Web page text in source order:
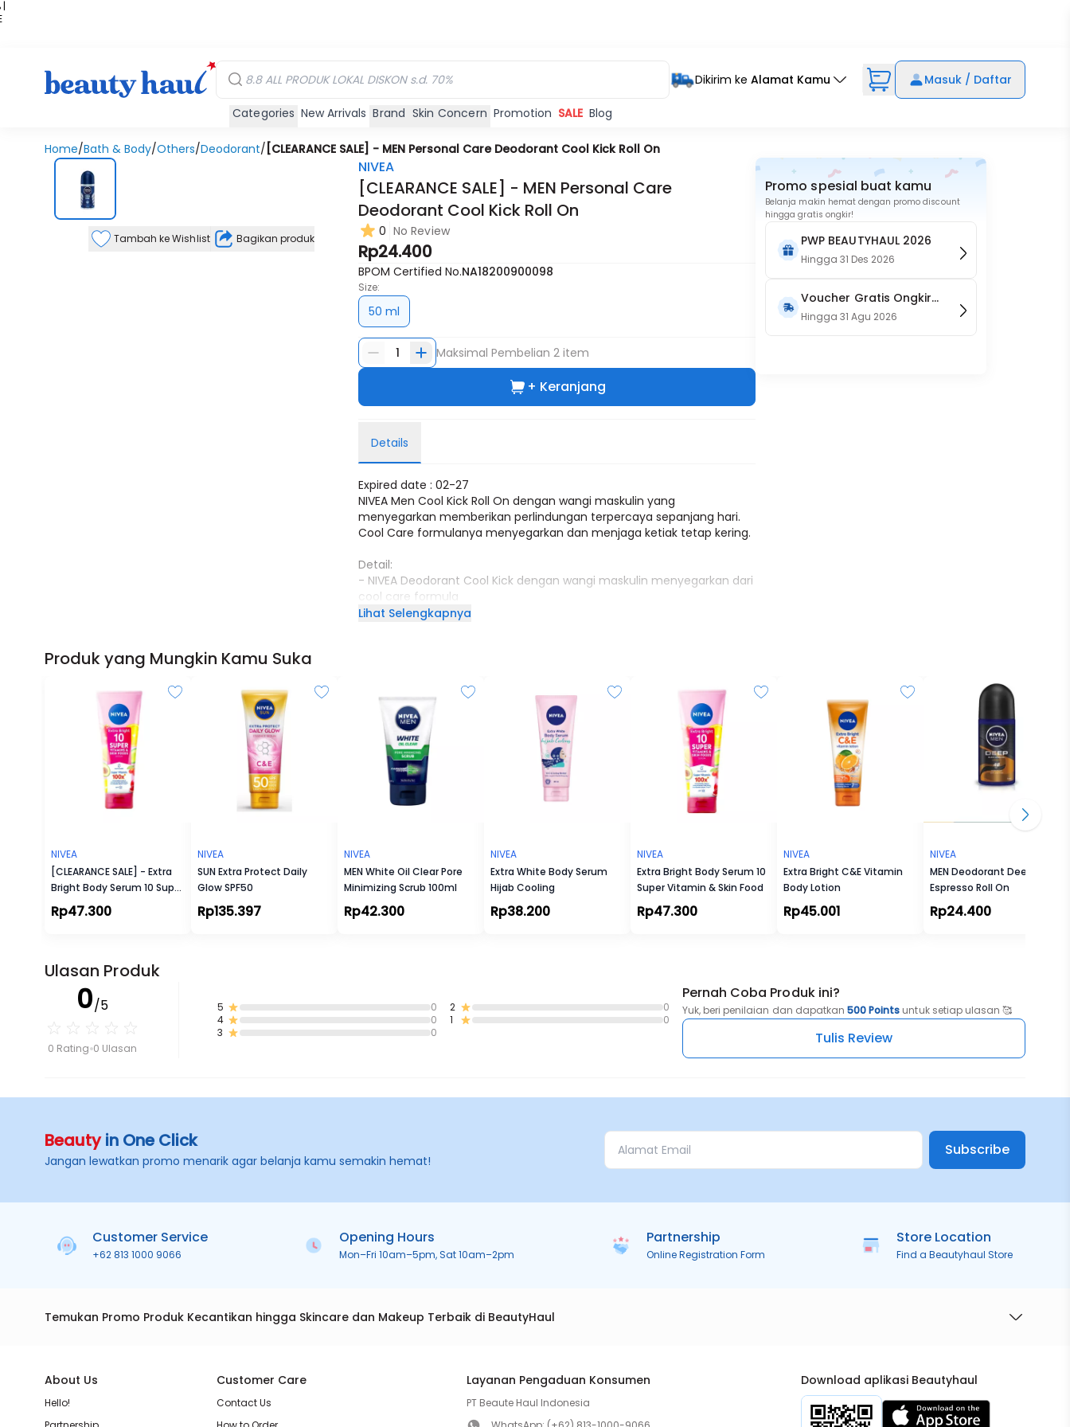
|
Dikirim ke Alamat Kamu Masuk / Daftar
Categories New Arrivals Brand Skin Concern Promotion SALE Blog
Home/Bath & Body/Others/Deodorant/ [CLEARANCE SALE] - MEN Personal Care Deodorant Cool Kick Roll On
Tambah ke Wishlist Bagikan produk
NIVEA
[CLEARANCE SALE] - MEN Personal Care
Deodorant Cool Kick Roll On
0 No Review
Rp24.400
BPOM Certified No.NA18200900098
Size:
50 ml
1 Maksimal Pembelian2 item
+ Keranjang
Details
Expired date : 02-27
NIVEA Men Cool Kick Roll On dengan wangi maskulin yang
menyegarkan memberikan perlindungan terpercaya sepanjang hari.
Cool Care formulanya menyegarkan dan menjaga ketiak tetap kering.
Detail:
- NIVEA Deodorant Cool Kick dengan wangi maskulin menyegarkan dari
cool care formula
- Perlindungan 48 jam dari keringat dan bau badan
Cara penggunaan:
1. Aplikasikan secara merata pada ketiak yang sudah dikeringkan
2. Biarkan deodorant hingga benar-benar mengering sebelum
mengenakan pakaian
3. Jangan gunakan deodorant pada kulit ketiak yang iritasi
Lihat Selengkapnya
Promo spesial buat kamu
Belanja makin hemat dengan promo discount
hingga gratis ongkir!
PWP BEAUTYHAUL 2026
Hingga31 Des 2026
Voucher Gratis Ongkir
15RB (Only on Website)
Hingga31 Agu 2026
Produk yang Mungkin Kamu Suka
NIVEA
[CLEARANCE SALE] - Extra
Bright Body Serum 10 Super
Vitamin & Skin Food
Rp47.300
NIVEA
SUN Extra Protect Daily
Glow SPF50
Rp135.397
NIVEA
MEN White Oil Clear Pore
Minimizing Scrub 100ml
Rp42.300
NIVEA
Extra White Body Serum
Hijab Cooling
Rp38.200
NIVEA
Extra Bright Body Serum 10
Super Vitamin & Skin Food
Rp47.300
NIVEA
Extra Bright C&E Vitamin
Body Lotion
Rp45.001
NIVEA
MEN Deodorant Deep
Espresso Roll On
Rp24.400
Ulasan Produk
0/5
0 Rating 0 Ulasan
5
0
4
0
3
0
2
0
1
0
Pernah Coba Produk ini?
Yuk, beri penilaian dan dapatkan 500 Points untuk setiap ulasan 🥰
Tulis Review
Beautyin One Click
Jangan lewatkan promo menarik agar belanja kamu semakin hemat!
Subscribe
Customer Service
+62 813 1000 9066
Opening Hours
Mon–Fri 10am–5pm, Sat 10am–2pm
Partnership
Online Registration Form
Store Location
Find a Beautyhaul Store
Temukan Promo Produk Kecantikan hingga Skincare dan Makeup Terbaik di BeautyHaul
About Us
Hello!
Customer Care
Contact Us
Layanan Pengaduan Konsumen
PT Beaute Haul Indonesia
Download aplikasi Beautyhaul